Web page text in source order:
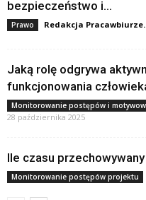
bezpieczeństwo i...
Prawo Redakcja
Jaką rolę odgrywa
funkcjonowania
Monitorowanie postępów i
28 października 2025
Ile czasu
Monitorowanie postępów projektu